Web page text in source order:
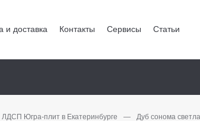
и доставка Контакты Сервисы Статьи
ЛДСП Югра-плит в Екатеринбурге — Дуб сонома